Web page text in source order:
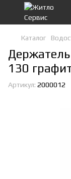
Каталог
130
Артикул: 2000012